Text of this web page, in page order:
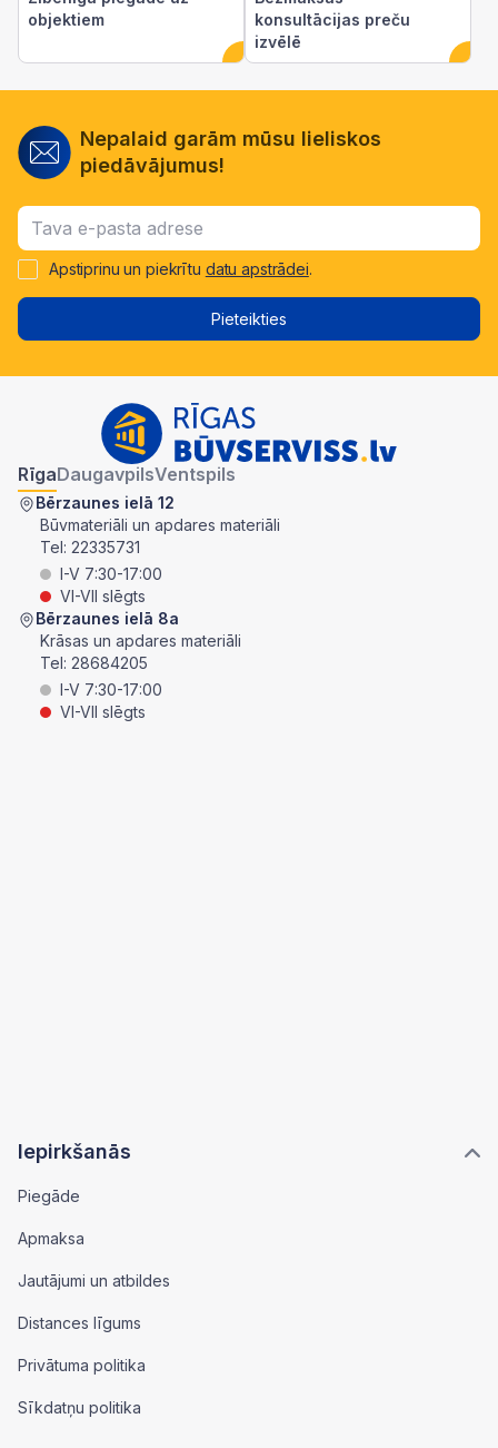
objektiem
konsultācijas preču
izvēlē
Nepalaid garām mūsu lieliskos
piedāvājumus!
Apstiprinu un piekrītu datu apstrādei.
Pieteikties
Iepirkšanās
Piegāde
Apmaksa
Jautājumi un atbildes
Distances līgums
Privātuma politika
Sīkdatņu politika
RīgaDaugavpilsVentspils
Bērzaunes ielā 12
Būvmateriāli un apdares materiāli
Tel: 22335731
I-V 7:30-17:00
VI-VII slēgts
Bērzaunes ielā 8a
Krāsas un apdares materiāli
Tel: 28684205
I-V 7:30-17:00
VI-VII slēgts